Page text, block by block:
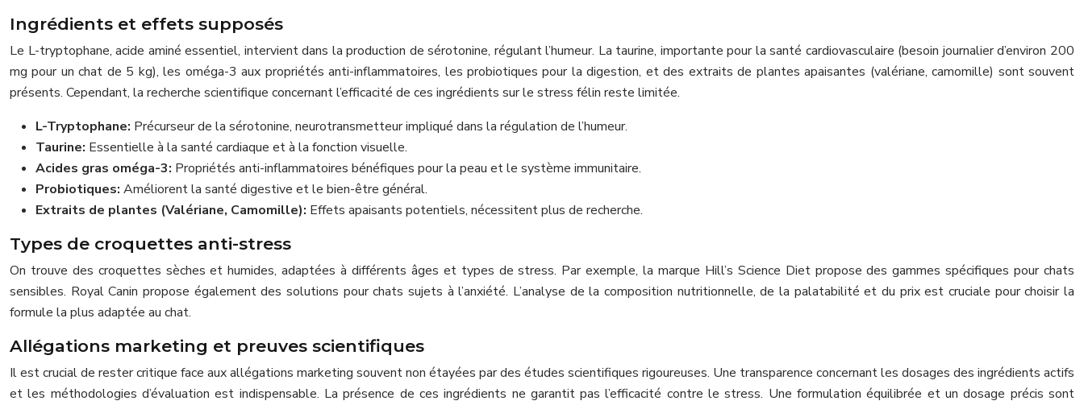
Ingrédients et effets supposés
Le L-tryptophane, acide aminé essentiel, intervient dans la production de sérotonine, régulant l’humeur. La taurine, importante pour la santé cardiovasculaire (besoin journalier d’environ 200
mg pour un chat de 5 kg), les oméga-3 aux propriétés anti-inflammatoires, les probiotiques pour la digestion, et des extraits de plantes apaisantes (valériane, camomille) sont souvent
présents. Cependant, la recherche scientifique concernant l’efficacité de ces ingrédients sur le stress félin reste limitée.
L-Tryptophane: Précurseur de la sérotonine, neurotransmetteur impliqué dans la régulation de l’humeur.
Taurine: Essentielle à la santé cardiaque et à la fonction visuelle.
Acides gras oméga-3: Propriétés anti-inflammatoires bénéfiques pour la peau et le système immunitaire.
Probiotiques: Améliorent la santé digestive et le bien-être général.
Extraits de plantes (Valériane, Camomille): Effets apaisants potentiels, nécessitent plus de recherche.
Types de croquettes anti-stress
On trouve des croquettes sèches et humides, adaptées à différents âges et types de stress. Par exemple, la marque Hill’s Science Diet propose des gammes spécifiques pour chats
sensibles. Royal Canin propose également des solutions pour chats sujets à l’anxiété. L’analyse de la composition nutritionnelle, de la palatabilité et du prix est cruciale pour choisir la
formule la plus adaptée au chat.
Allégations marketing et preuves scientifiques
Il est crucial de rester critique face aux allégations marketing souvent non étayées par des études scientifiques rigoureuses. Une transparence concernant les dosages des ingrédients actifs
et les méthodologies d’évaluation est indispensable. La présence de ces ingrédients ne garantit pas l’efficacité contre le stress. Une formulation équilibrée et un dosage précis sont